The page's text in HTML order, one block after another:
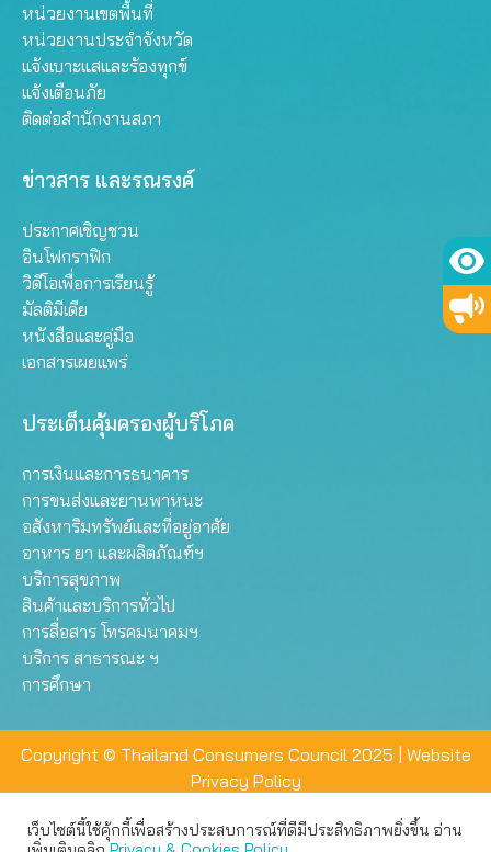
หน่วยงานเขตพื้นที่
หน่วยงานประจำจังหวัด
แจ้งเบาะแสและร้องทุกข์
แจ้งเตือนภัย
ติดต่อสำนักงานสภา
ข่าวสาร และรณรงค์
ประกาศเชิญชวน
อินโฟกราฟิก
วิดีโอเพื่อการเรียนรู้
มัลติมีเดีย
หนังสือและคู่มือ
เอกสารเผยแพร่
ประเด็นคุ้มครองผู้บริโภค
การเงินและการธนาคาร
การขนส่งและยานพาหนะ
อสังหาริมทรัพย์และที่อยู่อาศัย
อาหาร ยา และผลิตภัณฑ์ฯ
บริการสุขภาพ
สินค้าและบริการทั่วไป
การสื่อสาร โทรคมนาคมฯ
บริการ สาธารณะ ฯ
การศึกษา
Copyright © Thailand Consumers Council 2025 | Website
Privacy Policy
เว็บไซต์นี้ใช้คุ้กกี้เพื่อสร้างประสบการณ์ที่ดีมีประสิทธิภาพยิ่งขึ้น อ่าน
เว็บไซต์นี้ใช้คุกกี้เพื่อมอบประสบการณ์การใช้งานที่ดีให้แก่ท่าน คุณ